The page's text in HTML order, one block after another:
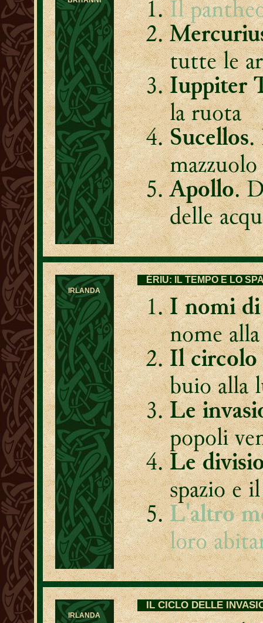
Il
tutte le
Iuppiter
la ruota
Sucellos.
mazzuolo
Apollo.
delle
IRLANDA
ÉRIU: IL TEMPO E LO
I nomi
nome
Il circolo
buio alla
Le
popoli
Le
spazio e
L'altro
loro
IRLANDA
IL CICLO DELLE